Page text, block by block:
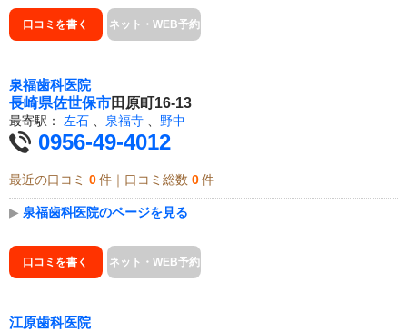
口コミを書く ネット・WEB予約
泉福歯科医院
長崎県佐世保市田原町16-13
最寄駅： 左石 泉福寺 野中
0956-49-4012
最近の口コミ 0 件｜口コミ総数 0 件
▶ 泉福歯科医院のページを見る
口コミを書く ネット・WEB予約
江原歯科医院